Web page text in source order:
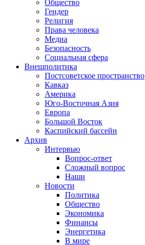
Общество
Гендер
Религия
Права человека
Медиа
Безопасность
Социальная сфера
Внешполитика
Постсоветское пространство
Кавказ
Америка
Юго-Восточная Азия
Европа
Большой Восток
Каспийский бассейн
Архив
Интервью
Вопрос-ответ
Сложный вопрос
Наши
Новости
Политика
Общество
Экономика
Финансы
Энергетика
В мире